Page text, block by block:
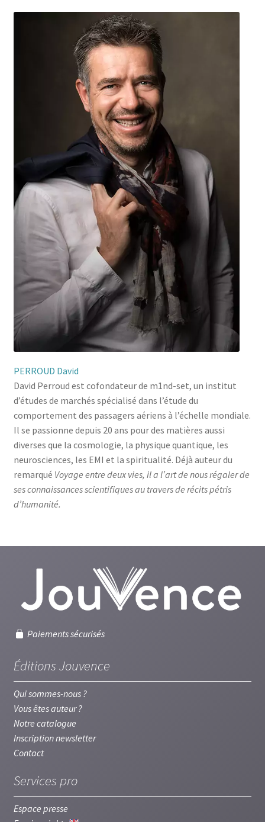
PERROUD David
David Perroud est cofondateur de m1nd-set, un institut
d’études de marchés spécialisé dans l’étude du
comportement des passagers aériens à l’échelle mondiale.
Il se passionne depuis 20 ans pour des matières aussi
diverses que la cosmologie, la physique quantique, les
neurosciences, les EMI et la spiritualité. Déjà auteur du
remarqué Voyage entre deux vies, il a l’art de nous régaler de
ses connaissances scientifiques au travers de récits pétris
d’humanité.
Paiements sécurisés
Éditions Jouvence
Qui sommes-nous ?
Vous êtes auteur ?
Notre catalogue
Inscription newsletter
Contact
Services pro
Espace presse